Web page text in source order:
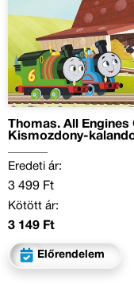
Thomas. All Engines
Kismozdony-
Eredeti ár:
3 499 Ft
Kötött ár:
3 149 Ft
Előrendelem